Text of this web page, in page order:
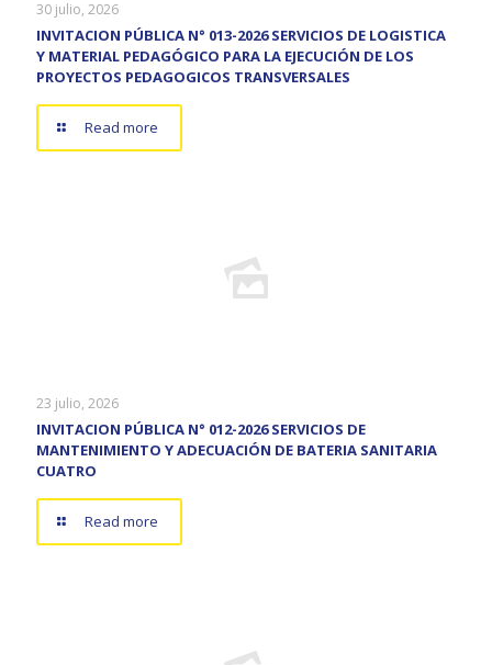
30 julio, 2026
INVITACION PÚBLICA N° 013-2026 SERVICIOS DE LOGISTICA
Y MATERIAL PEDAGÓGICO PARA LA EJECUCIÓN DE LOS
PROYECTOS PEDAGOGICOS TRANSVERSALES
Read more
23 julio, 2026
INVITACION PÚBLICA N° 012-2026 SERVICIOS DE
MANTENIMIENTO Y ADECUACIÓN DE BATERIA SANITARIA
CUATRO
Read more